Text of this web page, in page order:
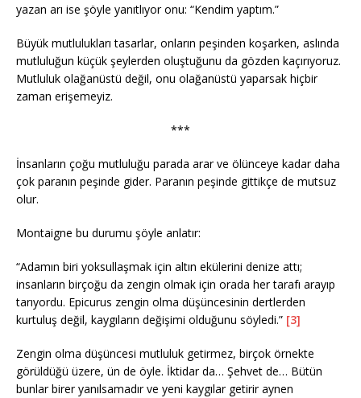
yazan arı ise şöyle yanıtlıyor onu: “Kendim yaptım.”
Büyük mutlulukları tasarlar, onların peşinden koşarken, aslında
mutluluğun küçük şeylerden oluştuğunu da gözden kaçırıyoruz.
Mutluluk olağanüstü değil, onu olağanüstü yaparsak hiçbir
zaman erişemeyiz.
***
İnsanların çoğu mutluluğu parada arar ve ölünceye kadar daha
çok paranın peşinde gider. Paranın peşinde gittikçe de mutsuz
olur.
Montaigne bu durumu şöyle anlatır:
“Adamın biri yoksullaşmak için altın ekülerini denize attı;
insanların birçoğu da zengin olmak için orada her tarafı arayıp
tarıyordu. Epicurus zengin olma düşüncesinin dertlerden
kurtuluş değil, kaygıların değişimi olduğunu söyledi.” [3]
Zengin olma düşüncesi mutluluk getirmez, birçok örnekte
görüldüğü üzere, ün de öyle. İktidar da… Şehvet de… Bütün
bunlar birer yanılsamadır ve yeni kaygılar getirir aynen